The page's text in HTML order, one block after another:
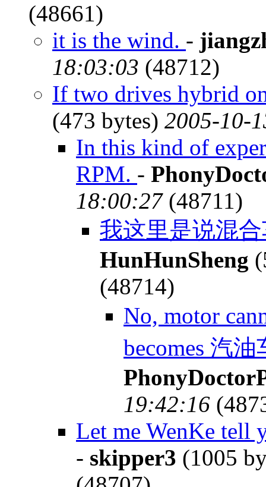
(48661)
it is the wind. -
18:03:03 (48712)
If two drives hybrid
(473 bytes) 2005-10-
In this kind of
RPM. -
18:00:27(48711)
我这里是说混
HunHunSheng
(48714)
No, motor
becomes 汽
19:42:16
Let me WenKe tell
- skipper3 (1005